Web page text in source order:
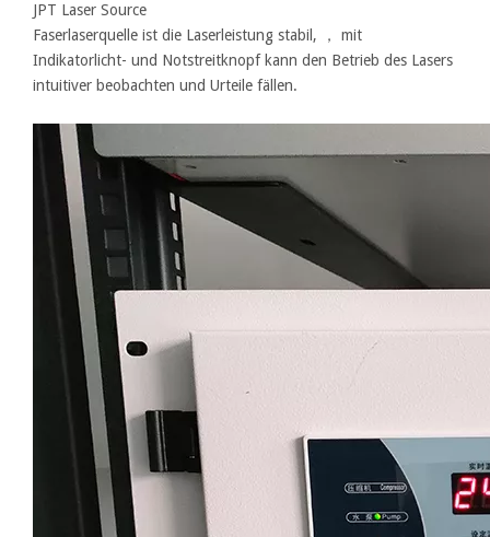
JPT Laser Source
Faserlaserquelle ist die Laserleistung stabil, ， mit
Indikatorlicht- und Notstreitknopf kann den Betrieb des Lasers
intuitiver beobachten und Urteile fällen.